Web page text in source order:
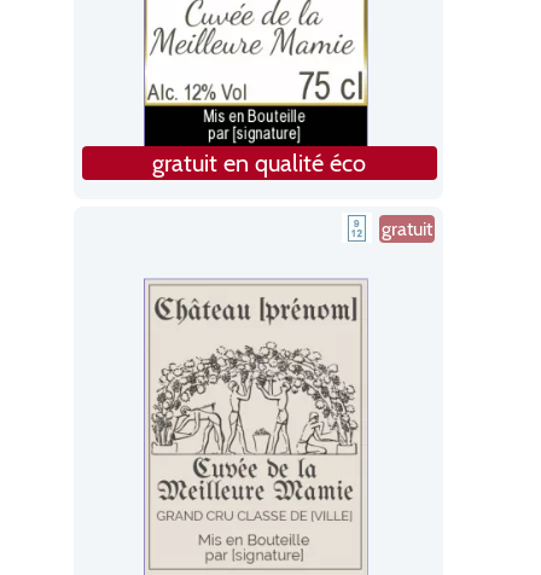
gratuit en qualité éco
gratuit